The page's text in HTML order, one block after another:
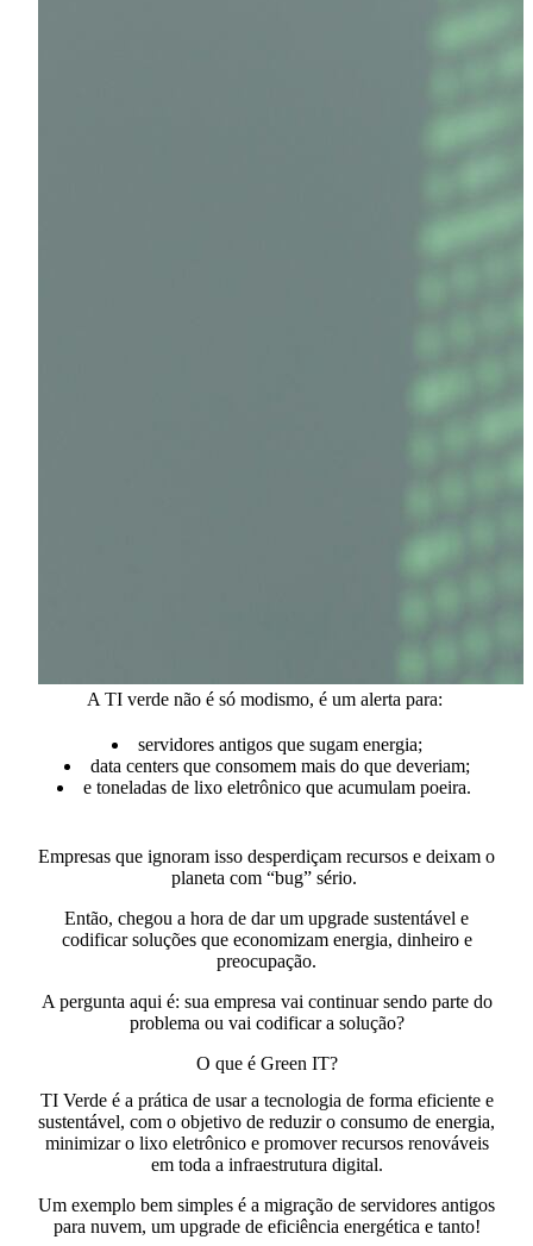
A TI verde não é só modismo, é um alerta para:
servidores antigos que sugam energia;
data centers que consomem mais do que deveriam;
e toneladas de lixo eletrônico que acumulam poeira.
Empresas que ignoram isso desperdiçam recursos e deixam o
planeta com “bug” sério.
Então, chegou a hora de dar um upgrade sustentável e
codificar soluções que economizam energia, dinheiro e
preocupação.
A pergunta aqui é: sua empresa vai continuar sendo parte do
problema ou vai codificar a solução?
O que é Green IT?
TI Verde é a prática de usar a tecnologia de forma eficiente e
sustentável, com o objetivo de reduzir o consumo de energia,
minimizar o lixo eletrônico e promover recursos renováveis
em toda a infraestrutura digital.
Um exemplo bem simples é a migração de servidores antigos
para nuvem, um upgrade de eficiência energética e tanto!